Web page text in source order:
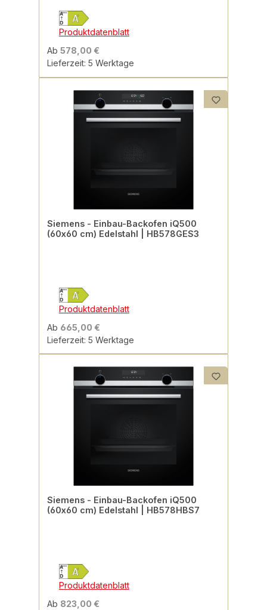
Produktdatenblatt
Ab 578,00 €
Lieferzeit: 5 Werktage
Siemens - Einbau-Backofen iQ500
(60x60 cm) Edelstahl | HB578GES3
Produktdatenblatt
Ab 665,00 €
Lieferzeit: 5 Werktage
Siemens - Einbau-Backofen iQ500
(60x60 cm) Edelstahl | HB578HBS7
Produktdatenblatt
Ab 823,00 €